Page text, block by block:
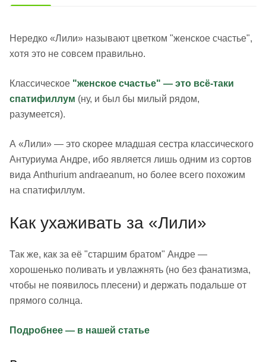
Нередко «Лили» называют цветком "женское счастье",
хотя это не совсем правильно.
Классическое "женское счастье" — это всё-таки
спатифиллум (ну, и был бы милый рядом,
разумеется).
А «Лили» — это скорее младшая сестра классического
Антуриума Андре, ибо является лишь одним из сортов
вида Anthurium andraeanum, но более всего похожим
на спатифиллум.
Как ухаживать за «Лили»
Так же, как за её "старшим братом" Андре —
хорошенько поливать и увлажнять (но без фанатизма,
чтобы не появилось плесени) и держать подальше от
прямого солнца.
Подробнее — в нашей статье